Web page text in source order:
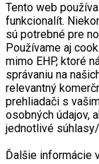
Tento web
funkcionalít.
sú potrebné pre
Používame aj
mimo EHP, ktoré
správaniu na
relevantný
prehliadači s
osobných údajov,
jednotlivé
Ďalšie informácie